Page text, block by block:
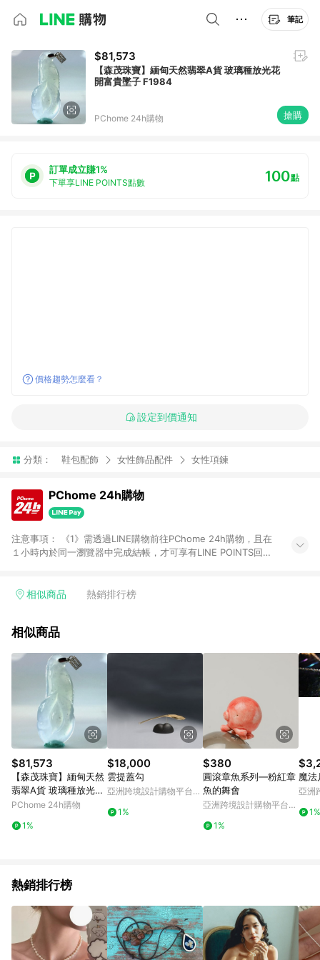
筆記
$81,573
【森茂珠寶】緬甸天然翡翠A貨 玻璃種放光花
開富貴墜子 F1984
PChome 24h購物 搶購
訂單成立賺1%
下單享LINE POINTS點數 100點
價格趨勢怎麼看？
設定到價通知
分類： 鞋包配飾 女性飾品配件 女性項鍊
PChome 24h購物
注意事項： 《1》需透過LINE購物前往PChome 24h購物，且在
１小時內於同一瀏覽器中完成結帳，才可享有LINE POINTS回饋
在點數回饋範圍內。 《3》如取消訂單、退貨、購物中登出
品、票券、訂閱方案、PChome儲值商品、企業專區/企業採購、
值點數、點數/禮物卡 [2025/2/16起適用] - 票券全品項
[2026/6/2起適用] 《5》回饋點數的計算將會排除【訂單活動折
扣 (含折價券折扣)】、【P幣扣抵】、【現金積點扣抵】及【訂單
運費】等金額。 《6》符合LINE POINTS回饋資格之訂單將於商
家訂單頁面標示「LINE回饋」，若無此標示則 不符合回饋LINE
POINTS點數資格亦不得使用點數紅包 。 《7》LINE購物設有
「單一商品最高回饋點數」機制 (特殊活動時開放「回饋無上
限」)，以同一訂單中同一商品不論件數計算，並依訂單成立時間
當下LINE購物所設定的回饋機制為準。 《8》LINE購物為購物資
訊整合性平台，商品資料更新會有時間差，如顯示之商品規格、
顏色、價位、贈品與PChome 24h購物銷售網頁不符，以銷售網
頁標示為準！
相似商品 熱銷排行榜
相似商品
$81,573
【森茂珠寶】緬甸天然
翡翠A貨 玻璃種放光花
開富貴墜子 F1984
PChome 24h購物
1%
$18,000
雲提蓋勾
亞洲跨境設計購物平台
1%
$380
圓滾章魚系列—粉紅章
魚的舞會
亞洲跨境設計購物平台
1%
魔法
亞洲
1%
熱銷排行榜